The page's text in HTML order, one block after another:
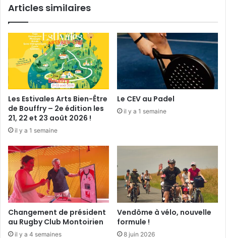
e
t
l
c
v
e
Articles similaires
Les Estivales Arts Bien-Être
de Bouffry – 2e édition les
21, 22 et 23 août 2026 !
il y a 1 semaine
Le CEV au Padel
il y a 1 semaine
Changement de président
au Rugby Club Montoirien
il y a 4 semaines
Vendôme à vélo, nouvelle
formule !
8 juin 2026